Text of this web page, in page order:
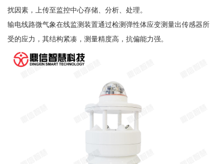
扰因素，上传至监控中心存储、分析、处理。
输电线路微气象在线监测装置通过检测弹性体应变测量出传感器所
受的应力，其结构紧凑，测量精度高，抗偏能力强。